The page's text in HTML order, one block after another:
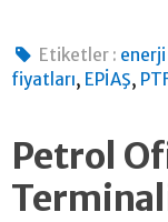
Etiketler : enerji
fiyatları, EPİAŞ,
Petrol